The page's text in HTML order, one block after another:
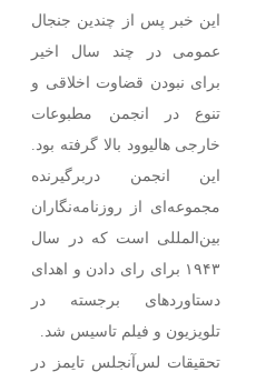
این خبر پس از چندین جنجال
عمومی در چند سال اخیر
برای نبودن قضاوت اخلاقی و
تنوع در انجمن مطبوعات
خارجی هالیوود بالا گرفته بود.
این انجمن دربرگیرنده
مجموعه‌ای از روزنامه‌نگاران
بین‌المللی است که در سال
۱۹۴۳ برای رای دادن و اهدای
دستاوردهای برجسته در
تلویزیون و فیلم تاسیس شد.
تحقیقات لس‌آنجلس تایمز در